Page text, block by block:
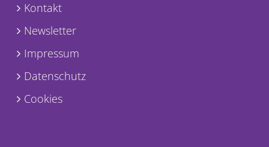
Kontakt
Newsletter
Impressum
Datenschutz
Cookies